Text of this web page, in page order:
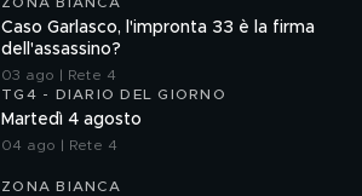
Caso Garlasco, l'impronta 33 è la firma
dell'assassino?
03 ago | Rete 4
TG4 - DIARIO DEL GIORNO
Martedì 4 agosto
04 ago | Rete 4
ZONA BIANCA